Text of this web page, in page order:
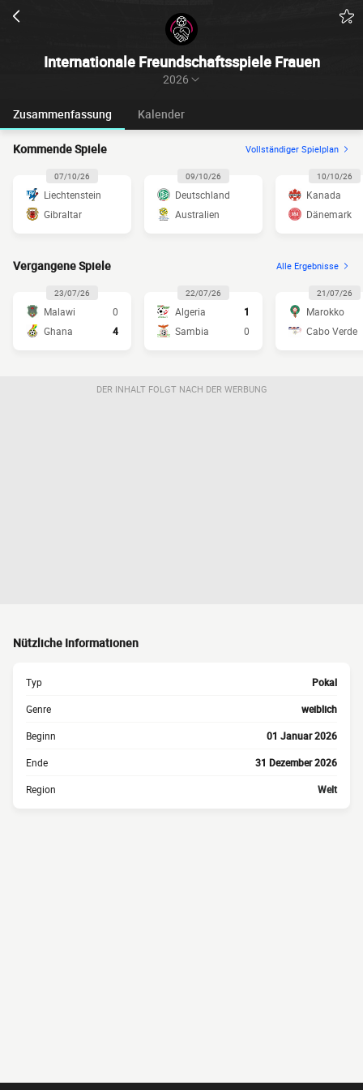
Internationale Freundschaftsspiele Frauen
2026
Zusammenfassung Kalender
Kommende Spiele Vollständiger Spielplan
07/10/26
Liechtenstein
Gibraltar
09/10/26
Deutschland
Australien
10/10/26
Kanada
Dänemark
Vergangene Spiele Alle Ergebnisse
23/07/26
Malawi
0
Ghana
4
22/07/26
Algeria
1
Sambia
0
21/07/26
Marokko
Cabo Verde
DER INHALT FOLGT NACH DER WERBUNG
Nützliche Informationen
Typ Pokal
Genre weiblich
Beginn 01 Januar 2026
Ende 31 Dezember 2026
Region Welt